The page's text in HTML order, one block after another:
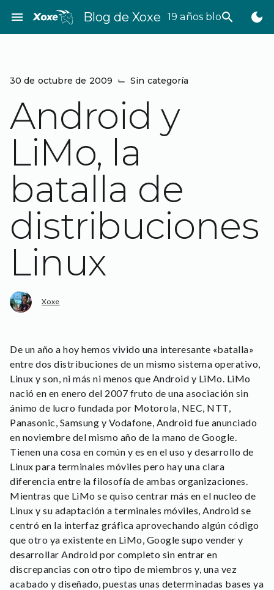
contenido
menu Blog de Xoxe 19 años bloggeando
search dark_mode
30 de octubre de 2009 ⌙ Sin categoría
Android y
LiMo, la
batalla de
distribuciones
Linux
Xoxe
De un año a hoy hemos vivido una interesante «batalla»
entre dos distribuciones de un mismo sistema operativo,
Linux y son, ni más ni menos que Android y LiMo. LiMo
nació en en enero del 2007 fruto de una asociación sin
ánimo de lucro fundada por Motorola, NEC, NTT,
Panasonic, Samsung y Vodafone, Android fue anunciado
en noviembre del mismo año de la mano de Google.
Tienen una cosa en común y es en el uso y desarrollo de
Linux para terminales móviles pero hay una clara
diferencia entre la filosofía de ambas organizaciones.
Mientras que LiMo se quiso centrar más en el nucleo de
Linux y su adaptación a terminales móviles, Android se
centró en la interfaz gráfica aprovechando algún código
que otro ya existente en LiMo, Google supo vender y
desarrollar Android por completo sin entrar en
discrepancias con otro tipo de miembros y, una vez
acabado y diseñado, puestas unas determinadas bases ya